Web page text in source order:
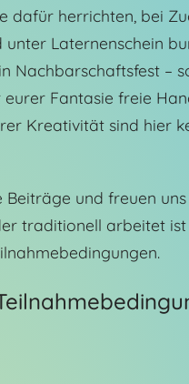
dafür herrichten, bei
Laternenschein
Nachbarschaftsfest –
Fantasie freie
Kreativität sind hier
und freuen
traditionell arbeitet